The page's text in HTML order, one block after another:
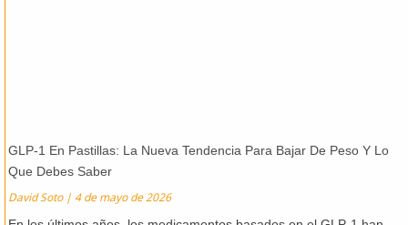
GLP-1 En Pastillas: La Nueva Tendencia Para Bajar De Peso Y Lo
Que Debes Saber
David Soto 4 de mayo de 2026